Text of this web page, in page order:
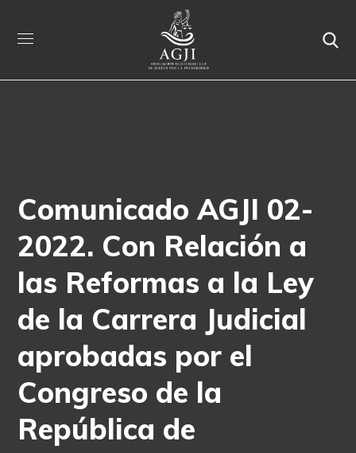
Comunicado AGJI 02-
2022. Con Relación a
las Reformas a la Ley
de la Carrera Judicial
aprobadas por el
Congreso de la
República de